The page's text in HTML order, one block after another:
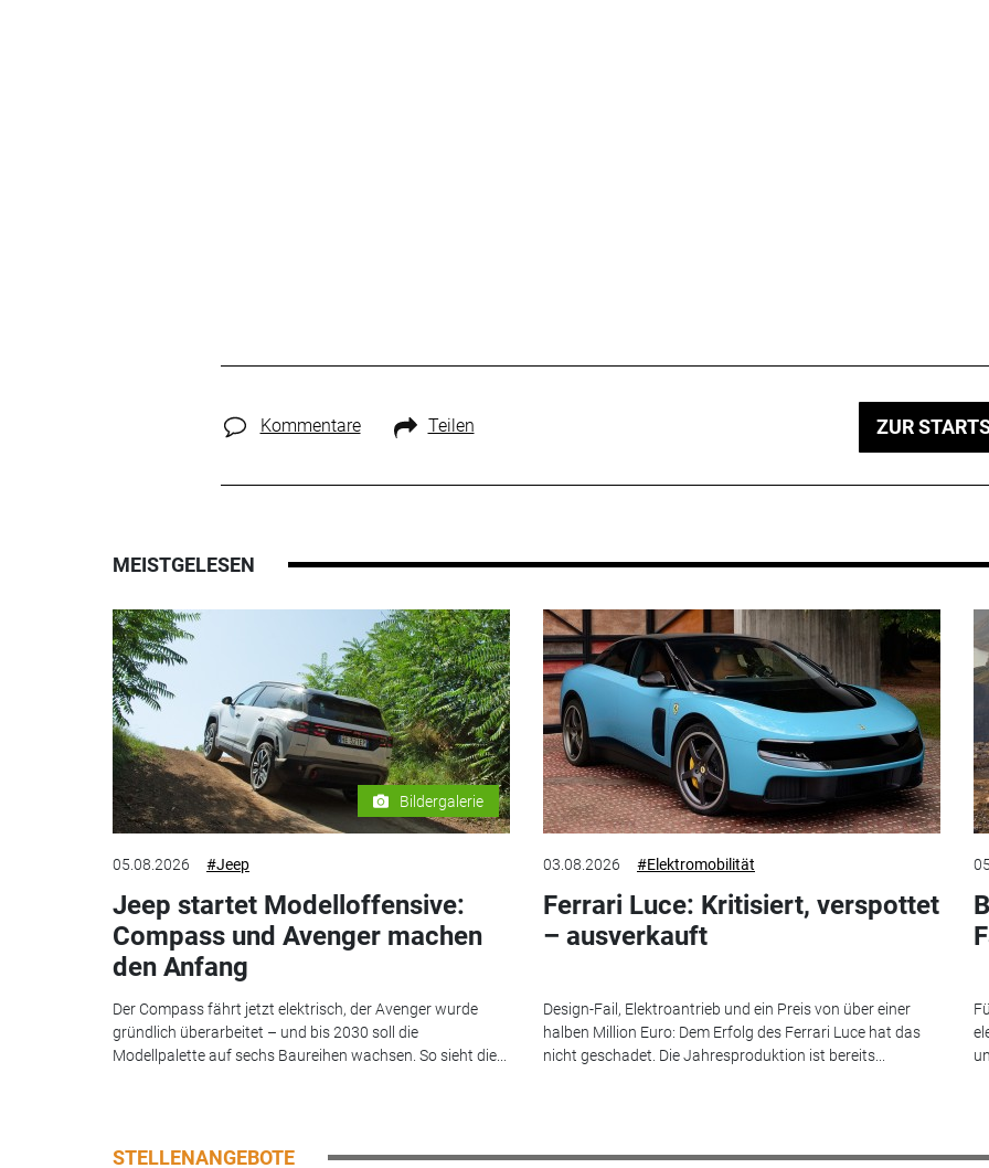
Kommentare Teilen ZUR
MEISTGELESEN
Bildergalerie
05.08.2026 #Jeep
Jeep startet Modelloffensive:
Compass und Avenger machen
den Anfang
Der Compass fährt jetzt elektrisch, der Avenger wurde
gründlich überarbeitet – und bis 2030 soll die
Modellpalette auf sechs Baureihen wachsen. So sieht die...
03.08.2026 #Elektromobilität
Ferrari Luce: Kritisiert, verspottet
– ausverkauft
Design-Fail, Elektroantrieb und ein Preis von über einer
halben Million Euro: Dem Erfolg des Ferrari Luce hat das
nicht geschadet. Die Jahresproduktion ist bereits...
STELLENANGEBOTE